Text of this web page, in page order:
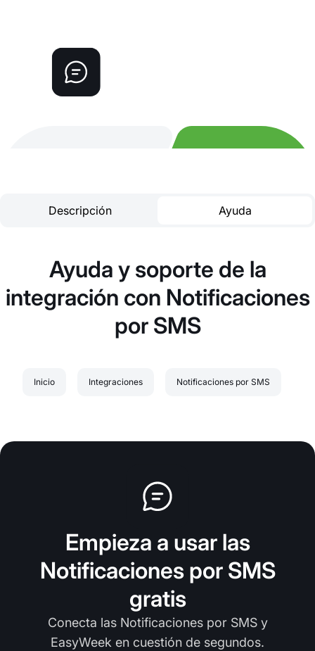
Descripción Ayuda
Ayuda y soporte de la
integración con Notificaciones
por SMS
Inicio Integraciones Notificaciones por SMS
Empieza a usar las
Notificaciones por SMS
gratis
Conecta las Notificaciones por SMS y
EasyWeek en cuestión de segundos.